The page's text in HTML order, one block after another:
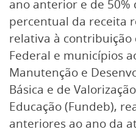
ano anterior e de
percentual da receita
relativa à
Federal e municípios
Manutenção e
Básica e de
Educação (Fundeb),
anteriores ao ano da